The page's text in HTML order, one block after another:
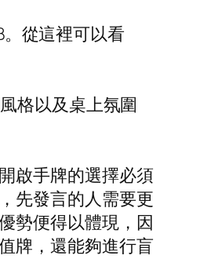
從這裡可以看
格以及桌上氛圍
啟手牌的選擇必須
先發言的人需要更
勢便得以體現，因
牌，還能夠進行盲